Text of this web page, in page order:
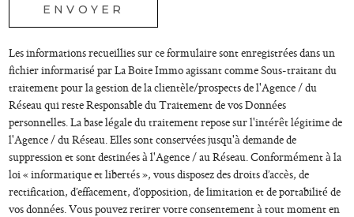
ENVOYER
Les informations recueillies sur ce formulaire sont enregistrées dans un
fichier informatisé par La Boite Immo agissant comme Sous-traitant du
traitement pour la gestion de la clientèle/prospects de l'Agence / du
Réseau qui reste Responsable du Traitement de vos Données
personnelles. La base légale du traitement repose sur l'intérêt légitime de
l'Agence / du Réseau. Elles sont conservées jusqu'à demande de
suppression et sont destinées à l'Agence / au Réseau. Conformément à la
loi « informatique et libertés », vous disposez des droits d’accès, de
rectification, d’effacement, d’opposition, de limitation et de portabilité de
vos données. Vous pouvez retirer votre consentement à tout moment en